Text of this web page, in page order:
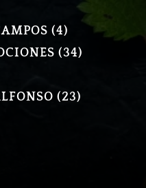
44
PRODUCTOS
3434
2323